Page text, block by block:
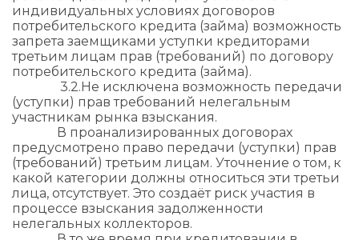
индивидуальных условиях договоров
потребительского кредита (займа) возможность
запрета заемщиками уступки кредиторами
третьим лицам прав (требований) по договору
потребительского кредита (займа).
3.2.​Не исключена возможность передачи
(уступки) прав требований нелегальным
участникам рынка взыскания.
В проанализированных договорах
предусмотрено право передачи (уступки) прав
(требований) третьим лицам. Уточнение о том, к
какой категории должны относиться эти третьи
лица, отсутствует. Это создаёт риск участия в
процессе взыскания задолженности
нелегальных коллекторов.